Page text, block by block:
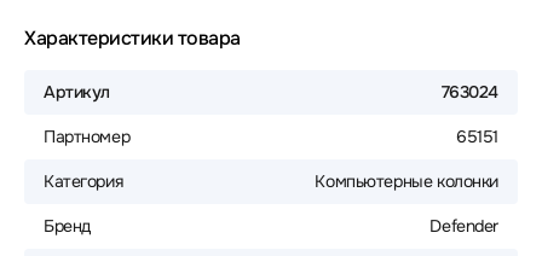
Характеристики товара
Артикул 763024
Партномер 65151
Категория Компьютерные колонки
Бренд Defender